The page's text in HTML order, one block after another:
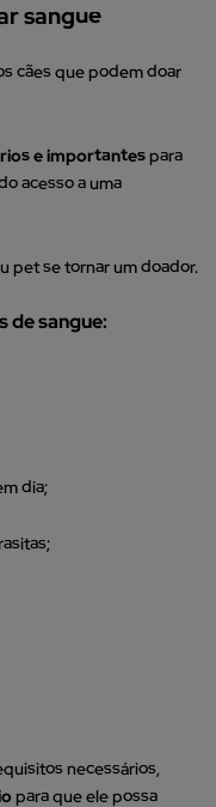
sangue
cães que podem doar
e importantes para
acesso a uma
pet se tornar um doador.
de sangue:
dia;
necessários,
para que ele possa